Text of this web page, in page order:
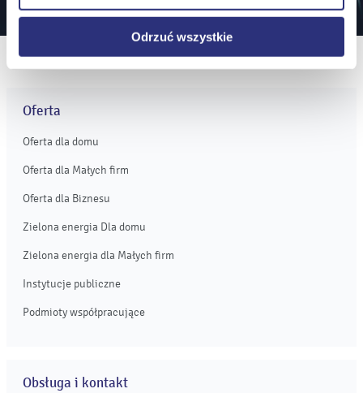
Odrzuć wszystkie
Oferta
Oferta dla domu
Oferta dla Małych firm
Oferta dla Biznesu
Zielona energia Dla domu
Zielona energia dla Małych firm
Instytucje publiczne
Podmioty współpracujące
Obsługa i kontakt